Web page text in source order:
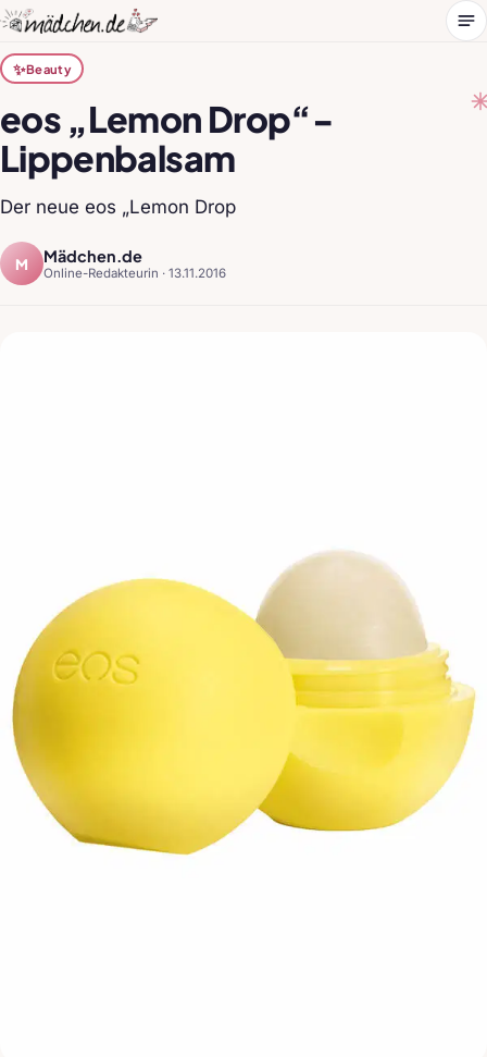
✨Beauty
eos „Lemon Drop“-
Lippenbalsam
Der neue eos „Lemon Drop
M Mädchen.de
Online-Redakteurin · 13.11.2016